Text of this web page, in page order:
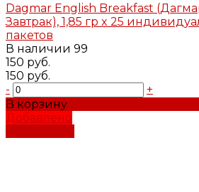
Dagmar English Breakfast
Завтрак), 1,85 гр x 25
пакетов
В наличии 99
150 руб.
150 руб.
-
+
В корзину
Добавлено